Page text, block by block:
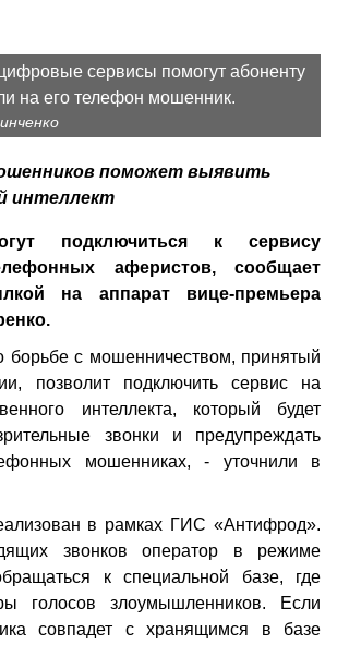
сервисы помогут абоненту
на его телефон мошенник.
поможет выявить
интеллект
подключиться к сервису
аферистов, сообщает
на аппарат вице-премьера
борьбе с мошенничеством, принятый
позволит подключить сервис на
интеллекта, который будет
звонки и предупреждать
мошенниках, - уточнили в
в рамках ГИС «Антифрод».
звонков оператор в режиме
к специальной базе, где
голосов злоумышленников. Если
совпадет с хранящимся в базе